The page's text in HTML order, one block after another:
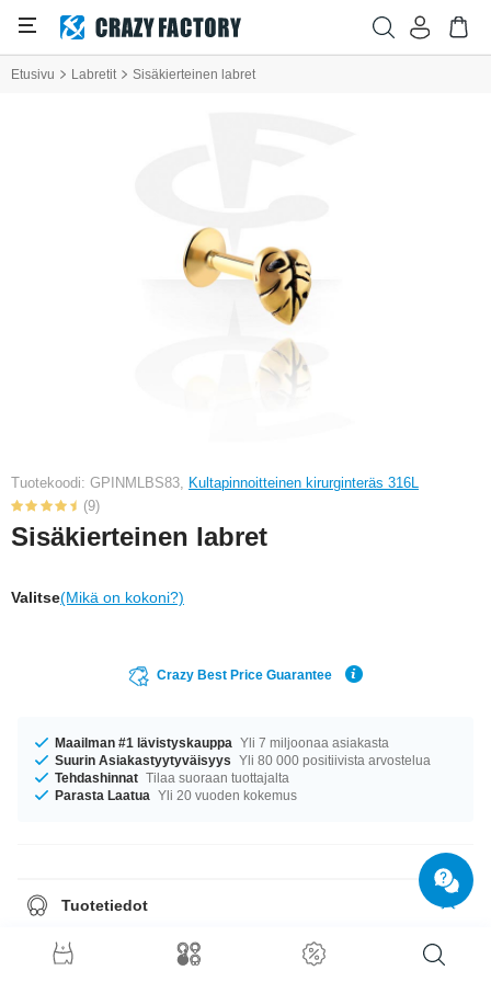
Etusivu Labretit Sisäkierteinen labret
Tuotekoodi: GPINMLBS83, Kultapinnoitteinen kirurginteräs 316L
(9)
Sisäkierteinen labret
Valitse(Mikä on kokoni?)
Crazy Best Price Guarantee
Maailman #1 lävistyskauppa Yli 7 miljoonaa asiakasta
Suurin Asiakastyytyväisyys Yli 80 000 positiivista arvostelua
Tehdashinnat Tilaa suoraan tuottajalta
Parasta Laatua Yli 20 vuoden kokemus
Tuotetiedot
on halkaisijoita 6 mm–12 mm. raikas tuote on juuri sitä, mitä elämästäsi